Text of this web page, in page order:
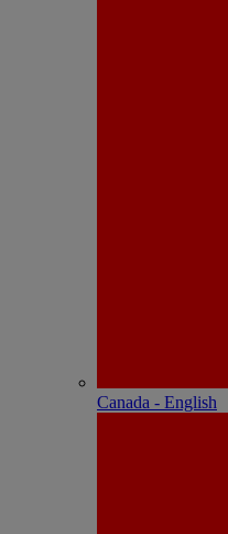
Canada - English